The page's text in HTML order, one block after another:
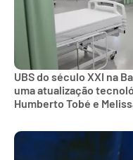
UBS do século XXI na
uma atualização
Humberto Tobé e